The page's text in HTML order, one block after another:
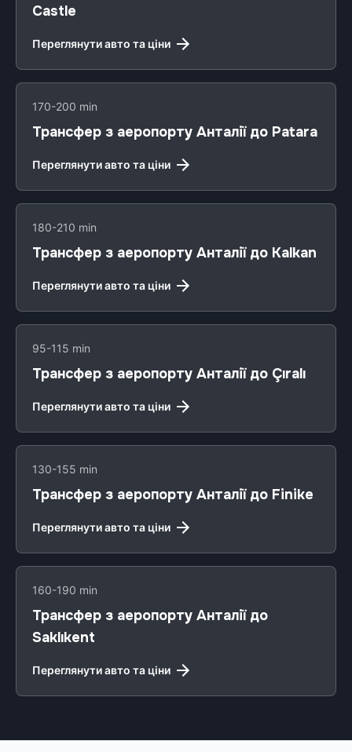
Castle
Переглянути авто та ціни
170-200 min
Трансфер з аеропорту Анталії до Patara
Переглянути авто та ціни
180-210 min
Трансфер з аеропорту Анталії до Kalkan
Переглянути авто та ціни
95-115 min
Трансфер з аеропорту Анталії до Çıralı
Переглянути авто та ціни
130-155 min
Трансфер з аеропорту Анталії до Finike
Переглянути авто та ціни
160-190 min
Трансфер з аеропорту Анталії до
Saklıkent
Переглянути авто та ціни